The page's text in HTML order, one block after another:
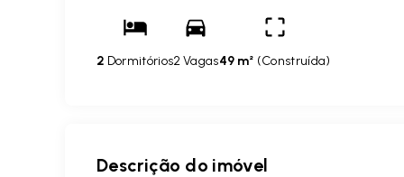
2 Dormitórios2 Vagas49 m² (Construída)
Descrição do imóvel